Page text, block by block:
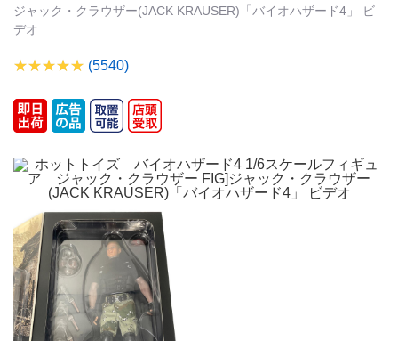
ジャック・クラウザー(JACK KRAUSER)「バイオハザード4」 ビ
デオ
(5540)